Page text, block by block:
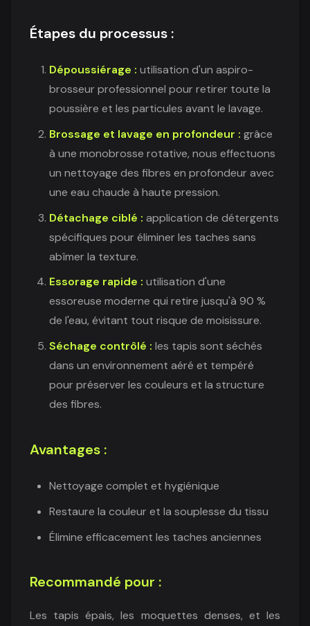
Étapes du processus :
Dépoussiérage : utilisation d'un aspiro-
brosseur professionnel pour retirer toute la
poussière et les particules avant le lavage.
Brossage et lavage en profondeur : grâce
à une monobrosse rotative, nous effectuons
un nettoyage des fibres en profondeur avec
une eau chaude à haute pression.
Détachage ciblé : application de détergents
spécifiques pour éliminer les taches sans
abîmer la texture.
Essorage rapide : utilisation d'une
essoreuse moderne qui retire jusqu'à 90 %
de l'eau, évitant tout risque de moisissure.
Séchage contrôlé : les tapis sont séchés
dans un environnement aéré et tempéré
pour préserver les couleurs et la structure
des fibres.
Avantages :
Nettoyage complet et hygiénique
Restaure la couleur et la souplesse du tissu
Élimine efficacement les taches anciennes
Recommandé pour :
Les tapis épais, les moquettes denses, et les